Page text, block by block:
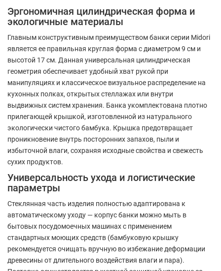
Эргономичная цилиндрическая форма и
экологичные материалы
Главным конструктивным преимуществом банки серии Midori
является ее правильная круглая форма с диаметром 9 см и
высотой 17 см. Данная универсальная цилиндрическая
геометрия обеспечивает удобный хват рукой при
манипуляциях и классическое визуальное распределение на
кухонных полках, открытых стеллажах или внутри
выдвижных систем хранения. Банка укомплектована плотно
прилегающей крышкой, изготовленной из натурального
экологически чистого бамбука. Крышка предотвращает
проникновение внутрь посторонних запахов, пыли и
избыточной влаги, сохраняя исходные свойства и свежесть
сухих продуктов.
Универсальность ухода и логистические
параметры
Стеклянная часть изделия полностью адаптирована к
автоматическому уходу — корпус банки можно мыть в
бытовых посудомоечных машинах с применением
стандартных моющих средств (бамбуковую крышку
рекомендуется очищать вручную во избежание деформации
древесины от длительного воздействия влаги и пара).